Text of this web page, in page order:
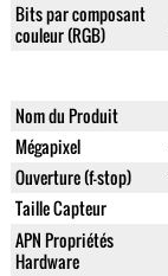
Bits par composant
couleur (RGB)
Nom du Produit
Mégapixel
Ouverture (f-stop)
Taille Capteur
APN Propriétés
Hardware